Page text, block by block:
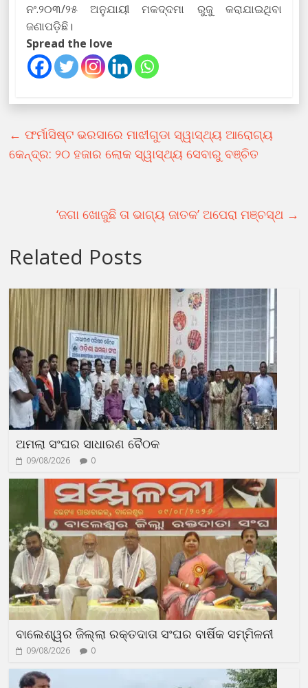
ନଂ.୨୦୩/୨୫ ଅନୁଯାୟୀ ମକଦ୍ଦମା ରୁଜୁ କରାଯାଇଥିବା
ଜଣାପଡ଼ିଛି।
Spread the love
← ଫର୍ମାସିଷ୍ଟ ଭରସାରେ ମାଝୀଗୁଡା ସ୍ୱାସ୍ଥ୍ୟ ଆରାେଗ୍ୟ
କେନ୍ଦ୍ର: ୨୦ ହଜାର ଲୋକ ସ୍ୱାସ୍ଥ୍ୟ ସେବାରୁ ବଞ୍ଚିତ
‘ଜଗା ଖୋଜୁଛି ତା ଭାଗ୍ୟ ଜାତକ’ ଅପେରା ମଞ୍ଚସ୍ଥ →
Related Posts
ଅମଲା ସଂଘର ସାଧାରଣ ବୈଠକ
09/08/2026 0
ବାଲେଶ୍ୱର ଜିଲ୍ଲା ରକ୍ତଦାତା ସଂଘର ବାର୍ଷିକ ସମ୍ମିଳନୀ
09/08/2026 0